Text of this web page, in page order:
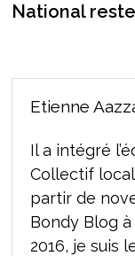
National
Etienne
Il a intégré
Collectif
partir de
Bondy Blog
2016, je suis